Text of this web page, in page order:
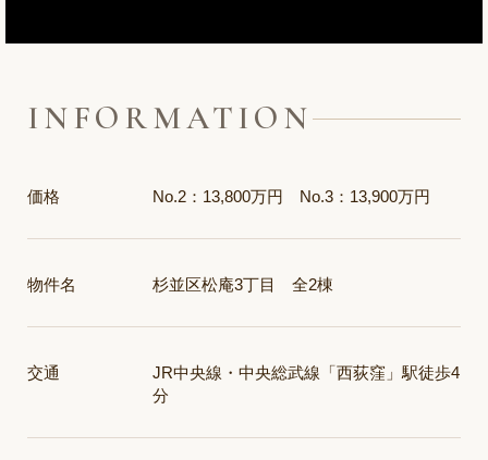
INFORMATION
価格 No.2：13,800万円 No.3：13,900万円
物件名 杉並区松庵3丁目 全2棟
交通
JR中央線・中央総武線「西荻窪」駅徒歩4
分